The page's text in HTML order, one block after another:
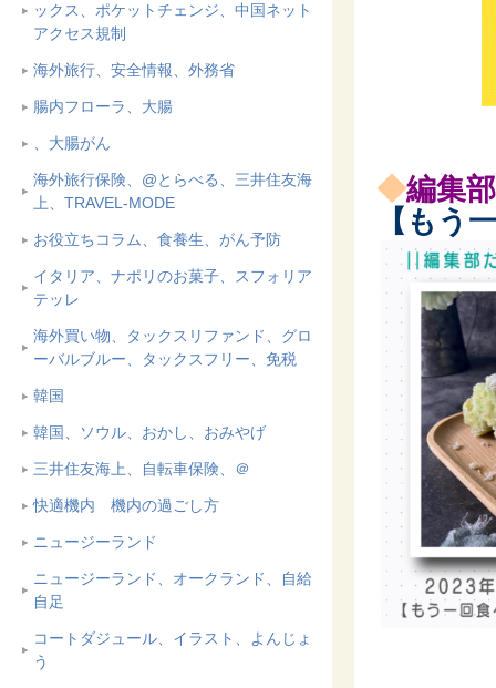
ックス、ポケットチェンジ、中国ネット
アクセス規制
海外旅行、安全情報、外務省
腸内フローラ、大腸
、大腸がん
海外旅行保険、@とらべる、三井住友海
上、TRAVEL-MODE
お役立ちコラム、食養生、がん予防
イタリア、ナポリのお菓子、スフォリア
テッレ
海外買い物、タックスリファンド、グロ
ーバルブルー、タックスフリー、免税
韓国
韓国、ソウル、おかし、おみやげ
三井住友海上、自転車保険、＠
快適機内 機内の過ごし方
ニュージーランド
ニュージーランド、オークランド、自給
自足
コートダジュール、イラスト、よんじょ
う
◆編集
【 もう